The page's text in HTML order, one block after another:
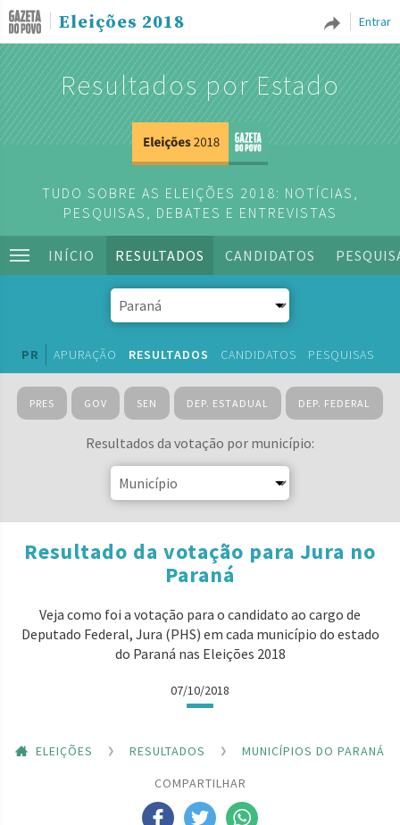
Entrar
Eleições 2018
Resultados por Estado
TUDO SOBRE AS ELEIÇÕES 2018: NOTÍCIAS,
PESQUISAS, DEBATES E ENTREVISTAS
INÍCIO RESULTADOS CANDIDATOS
PR APURAÇÃO RESULTADOS CANDIDATOS PESQUISAS
PRES GOV SEN DEP. ESTADUAL DEP. FEDERAL
Resultados da votação por município:
Resultado da votação para Jura no
Paraná
Veja como foi a votação para o candidato ao cargo de
Deputado Federal, Jura (PHS) em cada município do estado
do Paraná nas Eleições 2018
07/10/2018
ELEIÇÕES RESULTADOS
MUNICÍPIOS DO PARANÁ
COMPARTILHAR